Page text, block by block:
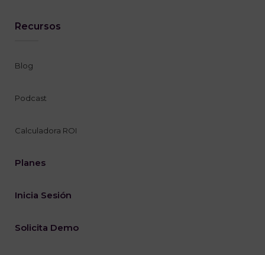
Recursos
Blog
Podcast
Calculadora ROI
Planes
Inicia Sesión
Solicita Demo